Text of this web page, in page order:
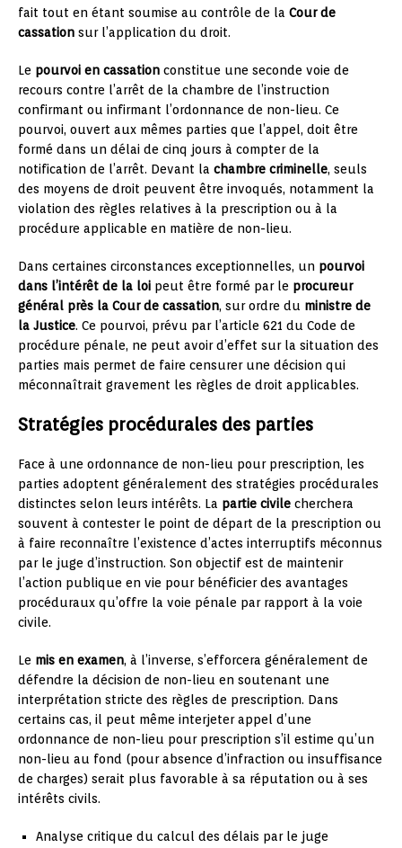
fait tout en étant soumise au contrôle de la Cour de
cassation sur l’application du droit.
Le pourvoi en cassation constitue une seconde voie de
recours contre l’arrêt de la chambre de l’instruction
confirmant ou infirmant l’ordonnance de non-lieu. Ce
pourvoi, ouvert aux mêmes parties que l’appel, doit être
formé dans un délai de cinq jours à compter de la
notification de l’arrêt. Devant la chambre criminelle, seuls
des moyens de droit peuvent être invoqués, notamment la
violation des règles relatives à la prescription ou à la
procédure applicable en matière de non-lieu.
Dans certaines circonstances exceptionnelles, un pourvoi
dans l’intérêt de la loi peut être formé par le procureur
général près la Cour de cassation, sur ordre du ministre de
la Justice. Ce pourvoi, prévu par l’article 621 du Code de
procédure pénale, ne peut avoir d’effet sur la situation des
parties mais permet de faire censurer une décision qui
méconnaîtrait gravement les règles de droit applicables.
Stratégies procédurales des parties
Face à une ordonnance de non-lieu pour prescription, les
parties adoptent généralement des stratégies procédurales
distinctes selon leurs intérêts. La partie civile cherchera
souvent à contester le point de départ de la prescription ou
à faire reconnaître l’existence d’actes interruptifs méconnus
par le juge d’instruction. Son objectif est de maintenir
l’action publique en vie pour bénéficier des avantages
procéduraux qu’offre la voie pénale par rapport à la voie
civile.
Le mis en examen, à l’inverse, s’efforcera généralement de
défendre la décision de non-lieu en soutenant une
interprétation stricte des règles de prescription. Dans
certains cas, il peut même interjeter appel d’une
ordonnance de non-lieu pour prescription s’il estime qu’un
non-lieu au fond (pour absence d’infraction ou insuffisance
de charges) serait plus favorable à sa réputation ou à ses
intérêts civils.
Analyse critique du calcul des délais par le juge